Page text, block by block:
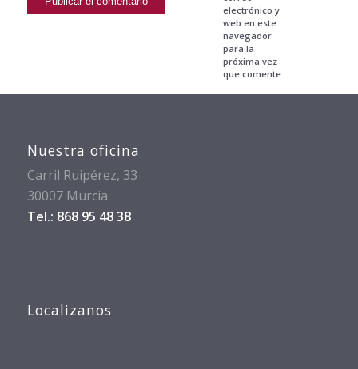
electrónico y
web en este
navegador
para la
próxima vez
que comente.
Nuestra oficina
Carril Ruipérez, 33
30007 Murcia
Tel.: 868 95 48 38
Localizanos